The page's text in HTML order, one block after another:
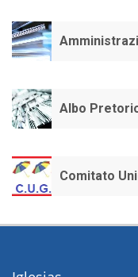
Albo
Comitato